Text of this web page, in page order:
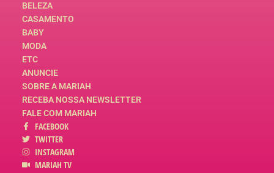
BELEZA
CASAMENTO
BABY
MODA
ETC
ANUNCIE
SOBRE A MARIAH
RECEBA NOSSA NEWSLETTER
FALE COM MARIAH
FACEBOOK
TWITTER
INSTAGRAM
MARIAH TV